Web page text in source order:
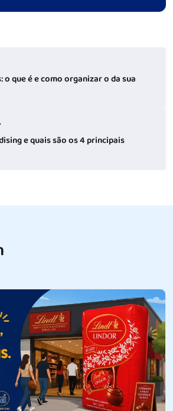
que é e como organizar o da sua
e quais são os 4 principais